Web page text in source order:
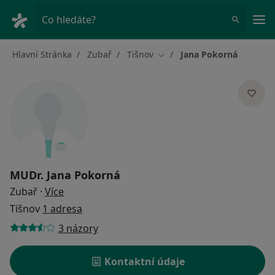
Co hledáte?
Hlavní Stránka Zubař Tišnov Změna města
Jana Pokorná
MUDr. Jana Pokorná
Zubař · Více
Tišnov 1 adresa
3 názory
Kontaktní údaje